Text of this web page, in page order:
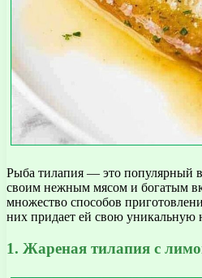
Рыба тилапия — это популярный
своим нежным мясом и богатым
множество способов
них придает ей свою уникальную
1. Жареная тилапия с